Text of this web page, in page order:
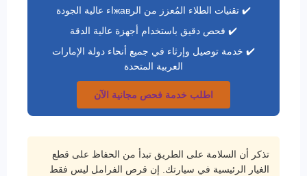
✔️ تقنيات الطلاء المُعزز من الرжавاء عالية الجودة
✔️ فحص دقيق باستخدام أجهزة عالية الدقة
✔️ خدمة توصيل وإرثاء في جميع أنحاء دولة الإمارات
العربية المتحدة
اطلب خدمة فحص مجانية الآن
تذكر أن السلامة على الطريق تبدأ من الحفاظ على قطع
الغيار الرئيسية في سيارتك. إن قرص الفرامل ليس فقط